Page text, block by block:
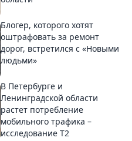
Блогер, которого хотят
оштрафовать за ремонт
дорог, встретился с «Новыми
людьми»
В Петербурге и
Ленинградской области
растет потребление
мобильного трафика –
исследование T2